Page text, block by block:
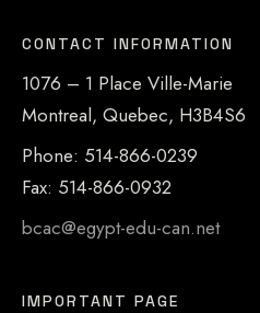
CONTACT INFORMATION
1076 – 1 Place Ville-Marie
Montreal, Quebec, H3B4S6
Phone: 514-866-0239
Fax: 514-866-0932
bcac@egypt-edu-can.net
IMPORTANT PAGE